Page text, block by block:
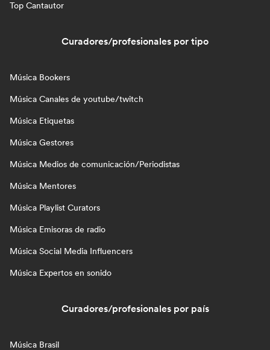
Top Cantautor
Curadores/profesionales por tipo
Música Bookers
Música Canales de youtube/twitch
Música Etiquetas
Música Gestores
Música Medios de comunicación/Periodistas
Música Mentores
Música Playlist Curators
Música Emisoras de radio
Música Social Media Influencers
Música Expertos en sonido
Curadores/profesionales por país
Música Brasil